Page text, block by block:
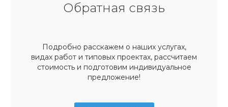
Обратная связь
Подробно расскажем о наших услугах,
видах работ и типовых проектах, рассчитаем
стоимость и подготовим индивидуальное
предложение!